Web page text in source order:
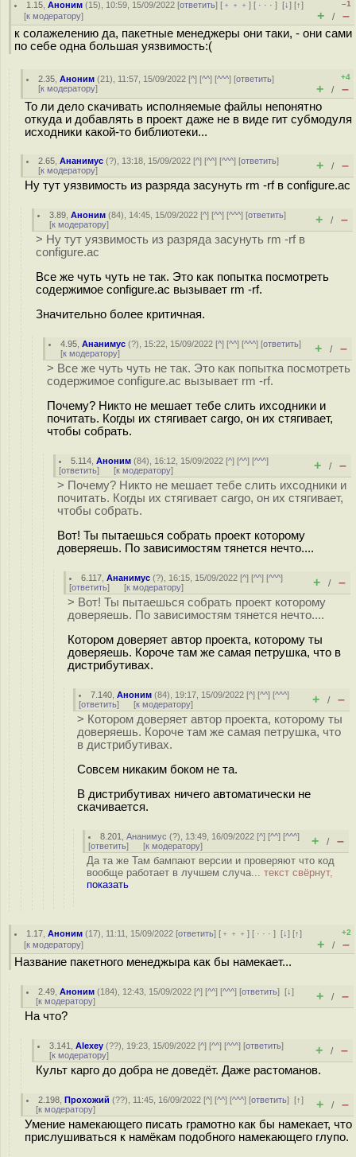
1.15 ,Аноним (15), 10:59, 15/09/2022 [ответить] [ ﹢﹢﹢] [ · · ·][↓] [↑]
[к модератору]
–1
+ / –
к солажелению да, пакетные менеджеры они таки, - они сами
по себе одна большая уязвимость:(
2.35 ,Аноним (21), 11:57, 15/09/2022 [^] [^^] [^^^] [ответить]
[к модератору]
+4
+ / –
То ли дело скачивать исполняемые файлы непонятно
откуда и добавлять в проект даже не в виде гит субмодуля
исходники какой-то библиотеки...
2.65 ,Ананимус (?), 13:18, 15/09/2022 [^] [^^] [^^^] [ответить]
[к модератору] + / –
Ну тут уязвимость из разряда засунуть rm -rf в configure.ac
3.89 ,Аноним (84), 14:45, 15/09/2022 [^] [^^] [^^^] [ответить]
[к модератору] + / –
> Ну тут уязвимость из разряда засунуть rm -rf в
configure.ac
Все же чуть чуть не так. Это как попытка посмотреть
содержимое configure.ac вызывает rm -rf.
Значительно более критичная.
4.95 ,Ананимус (?), 15:22, 15/09/2022 [^] [^^] [^^^] [ответить]
[к модератору] + / –
> Все же чуть чуть не так. Это как попытка посмотреть
содержимое configure.ac вызывает rm -rf.
Почему? Никто не мешает тебе слить ихсодники и
почитать. Когды их стягивает cargo, он их стягивает,
чтобы собрать.
5.114 ,Аноним (84), 16:12, 15/09/2022 [^] [^^] [^^^]
[ответить] [к модератору] + / –
> Почему? Никто не мешает тебе слить ихсодники и
почитать. Когды их стягивает cargo, он их стягивает,
чтобы собрать.
Вот! Ты пытаешься собрать проект которому
доверяешь. По зависимостям тянется нечто....
6.117 ,Ананимус (?), 16:15, 15/09/2022 [^] [^^] [^^^]
[ответить] [к модератору] + / –
> Вот! Ты пытаешься собрать проект которому
доверяешь. По зависимостям тянется нечто....
Котором доверяет автор проекта, которому ты
доверяешь. Короче там же самая петрушка, что в
дистрибутивах.
7.140 ,Аноним (84), 19:17, 15/09/2022 [^] [^^] [^^^]
[ответить] [к модератору] + / –
> Котором доверяет автор проекта, которому ты
доверяешь. Короче там же самая петрушка, что
в дистрибутивах.
Совсем никаким боком не та.
В дистрибутивах ничего автоматически не
скачивается.
8.201 ,Ананимус (?), 13:49, 16/09/2022 [^] [^^] [^^^]
[ответить] [к модератору] + / –
Да та же Там бампают версии и проверяют что код
вообще работает в лучшем случа... текст свёрнут,
показать
1.17 ,Аноним (17), 11:11, 15/09/2022 [ответить] [ ﹢﹢﹢] [ · · ·][↓] [↑]
[к модератору]
+2
+ / –
Название пакетного менеджыра как бы намекает...
2.49 ,Аноним (184), 12:43, 15/09/2022 [^] [^^] [^^^] [ответить][↓]
[к модератору] + / –
На что?
3.141 ,Alexey (??), 19:23, 15/09/2022 [^] [^^] [^^^] [ответить]
[к модератору] + / –
Культ карго до добра не доведёт. Даже растоманов.
2.198 ,Прохожий (??), 11:45, 16/09/2022 [^] [^^] [^^^] [ответить][↑]
[к модератору] + / –
Умение намекающего писать грамотно как бы намекает, что
прислушиваться к намёкам подобного намекающего глупо.